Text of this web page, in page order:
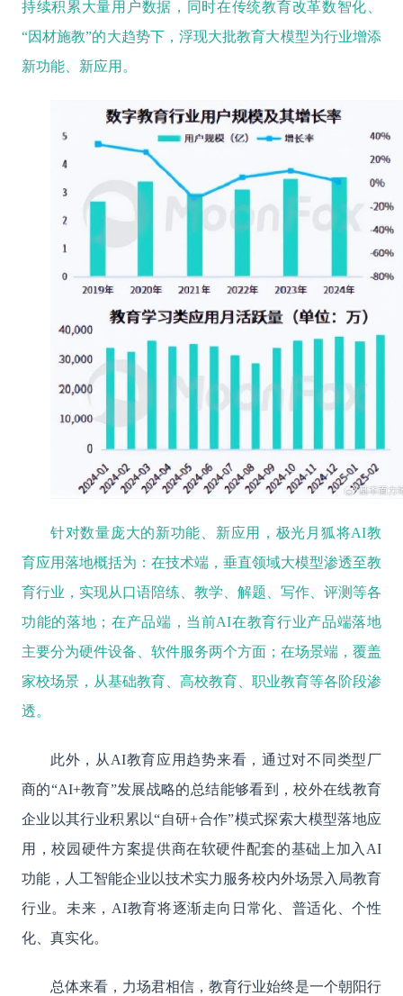
持续积累大量用户数据，同时在传统教育改革数智化、
“因材施教”的大趋势下，浮现大批教育大模型为行业增添
新功能、新应用。
针对数量庞大的新功能、新应用，极光月狐将AI教
育应用落地概括为：在技术端，垂直领域大模型渗透至教
育行业，实现从口语陪练、教学、解题、写作、评测等各
功能的落地；在产品端，当前AI在教育行业产品端落地
主要分为硬件设备、软件服务两个方面；在场景端，覆盖
家校场景，从基础教育、高校教育、职业教育等各阶段渗
透。
此外，从AI教育应用趋势来看，通过对不同类型厂
商的“AI+教育”发展战略的总结能够看到，校外在线教育
企业以其行业积累以“自研+合作”模式探索大模型落地应
用，校园硬件方案提供商在软硬件配套的基础上加入AI
功能，人工智能企业以技术实力服务校内外场景入局教育
行业。未来，AI教育将逐渐走向日常化、普适化、个性
化、真实化。
总体来看，力场君相信，教育行业始终是一个朝阳行